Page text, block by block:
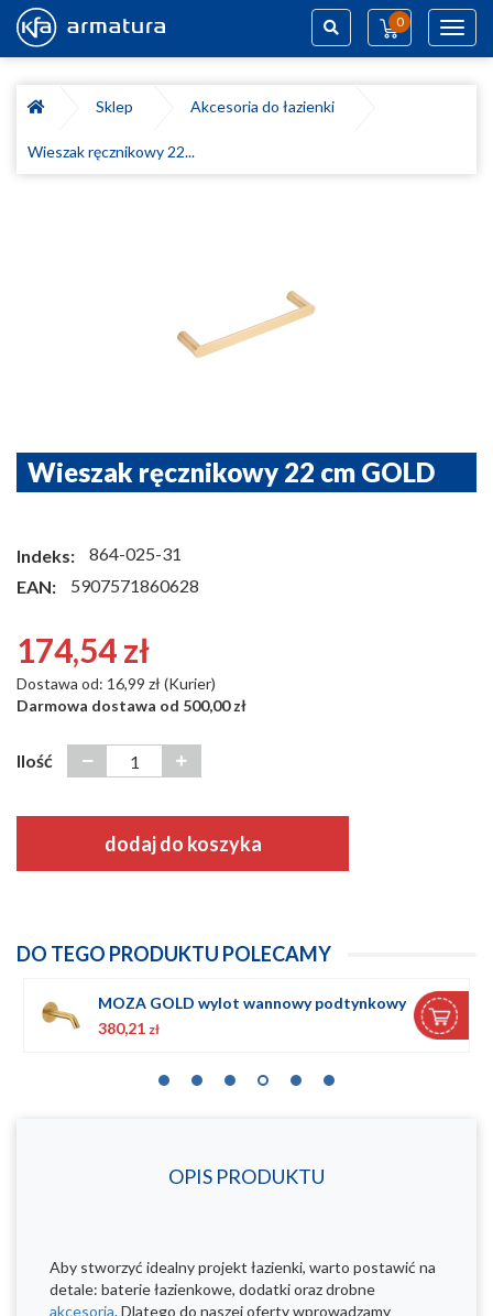
0
Sklep
Akcesoria do łazienki
Wieszak ręcznikowy 22...
Wieszak ręcznikowy 22 cm GOLD
Indeks:
864-025-31
EAN:
5907571860628
174,54 zł
Dostawa od: 16,99 zł (Kurier)
Darmowa dostawa od 500,00 zł
Ilość
dodaj do koszyka
DO TEGO PRODUKTU POLECAMY
MOZA GOLD wylot wannowy podtynkowy
380,21 zł
OPIS PRODUKTU
Aby stworzyć idealny projekt łazienki, warto postawić na
detale: baterie łazienkowe, dodatki oraz drobne
akcesoria. Dlatego do naszej oferty wprowadzamy